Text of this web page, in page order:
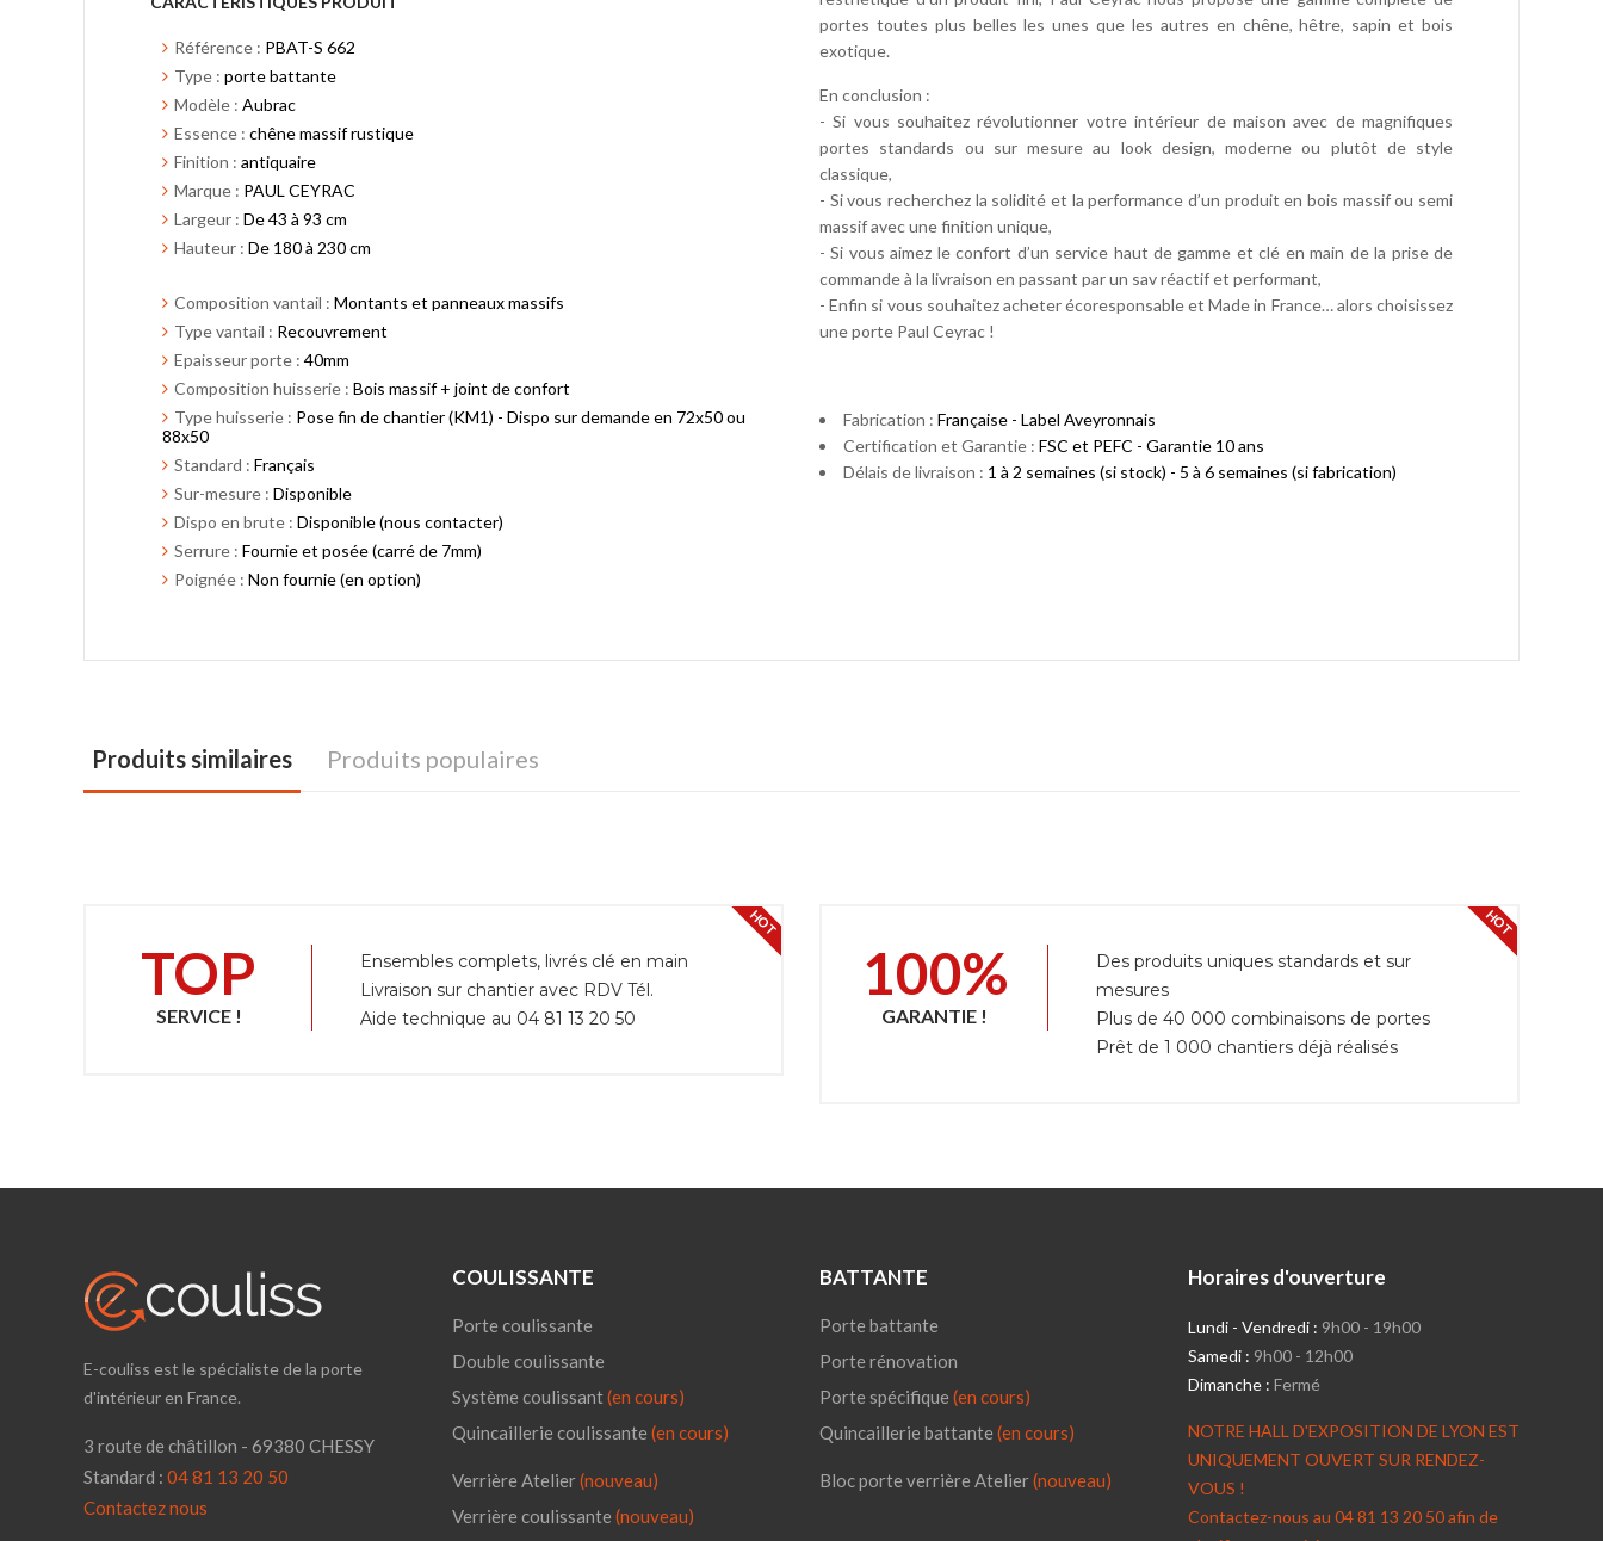
Référence : PBAT-S 662
Type : porte battante
Modèle : Aubrac
Essence : chêne massif rustique
Finition : antiquaire
Marque : PAUL CEYRAC
Largeur : De 43 à 93 cm
Hauteur : De 180 à 230 cm
Composition vantail : Montants et panneaux massifs
Type vantail : Recouvrement
Epaisseur porte : 40mm
Composition huisserie : Bois massif + joint de confort
Type huisserie : Pose fin de chantier (KM1) - Dispo sur demande en 72x50 ou
88x50
Standard : Français
Sur-mesure : Disponible
Dispo en brute : Disponible (nous contacter)
Serrure : Fournie et posée (carré de 7mm)
Poignée : Non fournie (en option)
portes toutes plus belles les unes que les autres en chêne, hêtre, sapin et bois
exotique.
En conclusion :
- Si vous souhaitez révolutionner votre intérieur de maison avec de magnifiques
portes standards ou sur mesure au look design, moderne ou plutôt de style
classique,
- Si vous recherchez la solidité et la performance d’un produit en bois massif ou semi
massif avec une finition unique,
- Si vous aimez le confort d’un service haut de gamme et clé en main de la prise de
commande à la livraison en passant par un sav réactif et performant,
- Enfin si vous souhaitez acheter écoresponsable et Made in France… alors choisissez
une porte Paul Ceyrac !
Fabrication : Française - Label Aveyronnais
Certification et Garantie : FSC et PEFC - Garantie 10 ans
Délais de livraison : 1 à 2 semaines (si stock) - 5 à 6 semaines (si fabrication)
Produits similaires Produits populaires
HOT
TOP
SERVICE !
Ensembles complets, livrés clé en main
Livraison sur chantier avec RDV Tél.
Aide technique au 04 81 13 20 50
HOT
100%
GARANTIE !
Des produits uniques standards et sur
mesures
Plus de 40 000 combinaisons de portes
Prêt de 1 000 chantiers déjà réalisés
E-couliss est le spécialiste de la porte
d'intérieur en France.
3 route de châtillon - 69380 CHESSY
Standard : 04 81 13 20 50
Contactez nous
COULISSANTE
Porte coulissante
Double coulissante
Système coulissant(en cours)
Quincaillerie coulissante (en cours)
Verrière Atelier(nouveau)
Verrière coulissante (nouveau)
BATTANTE
Porte battante
Porte rénovation
Porte spécifique (en cours)
Quincaillerie battante (en cours)
Bloc porte verrière Atelier(nouveau)
Horaires d'ouverture
Lundi - Vendredi : 9h00 - 19h00
Samedi : 9h00 - 12h00
Dimanche : Fermé
NOTRE HALL D'EXPOSITION DE LYON EST
UNIQUEMENT OUVERT SUR RENDEZ-
VOUS !
Contactez-nous au 04 81 13 20 50 afin de